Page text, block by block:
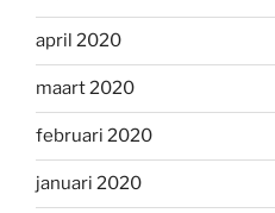
april 2020
maart 2020
februari 2020
januari 2020